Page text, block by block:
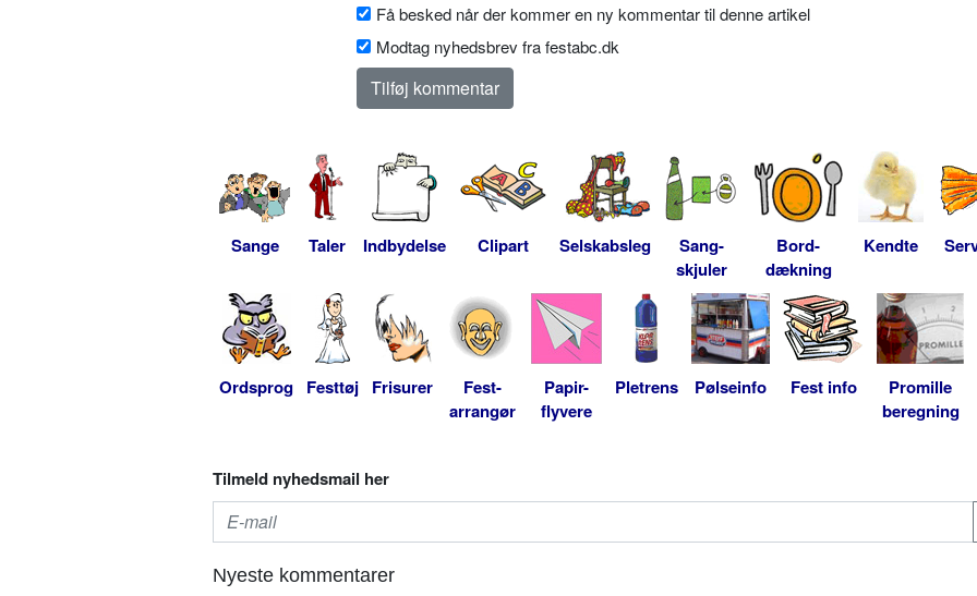
Få besked når der kommer en ny kommentar til denne artikel
Modtag nyhedsbrev fra festabc.dk
Sange Taler Indbydelse Clipart Selskabsleg
Sang-
skjuler
Bord-
dækning
Kendte
Ordsprog Festtøj Frisurer
Fest-
arrangør
Papir-
flyvere
Pletrens Pølseinfo Fest info
Promille
beregning
Tilmeld nyhedsmail her
Nyeste kommentarer